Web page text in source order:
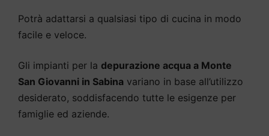
Potrà adattarsi a qualsiasi tipo di cucina in modo
facile e veloce.
Gli impianti per la depurazione acqua a Monte
San Giovanni in Sabina variano in base all’utilizzo
desiderato, soddisfacendo tutte le esigenze per
famiglie ed aziende.